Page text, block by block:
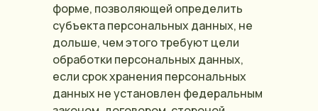
форме, позволяющей определить
субъекта персональных данных, не
дольше, чем этого требуют цели
обработки персональных данных,
если срок хранения персональных
данных не установлен федеральным